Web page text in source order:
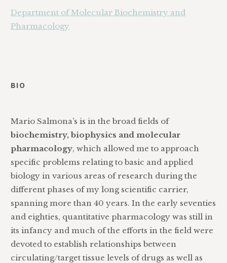
Department of Molecular Biochemistry and
Pharmacology
BIO
Mario Salmona’s is in the broad fields of
biochemistry, biophysics and molecular
pharmacology, which allowed me to approach
specific problems relating to basic and applied
biology in various areas of research during the
different phases of my long scientific carrier,
spanning more than 40 years. In the early seventies
and eighties, quantitative pharmacology was still in
its infancy and much of the efforts in the field were
devoted to establish relationships between
circulating/target tissue levels of drugs as well as